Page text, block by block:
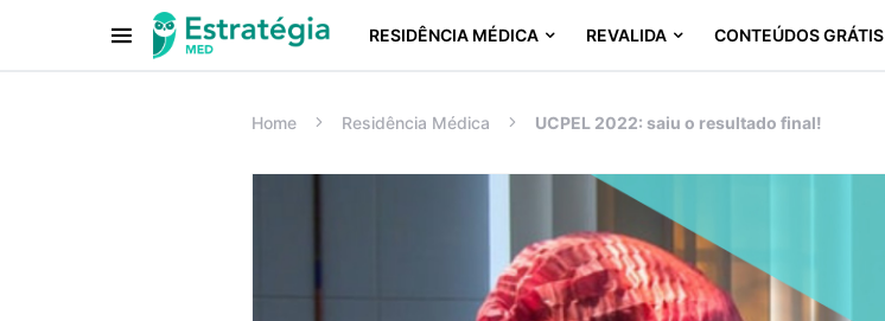
RESIDÊNCIA MÉDICA REVALIDA CONTEÚDOS GRÁTIS
Procurar:
Home Residência Médica UCPEL 2022: saiu o resultado final!